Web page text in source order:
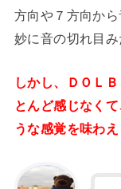
方向や７方向か
妙に音の切れ目み
しかし、ＤＯＬ
とんど感じなく
うな感覚を味わえ